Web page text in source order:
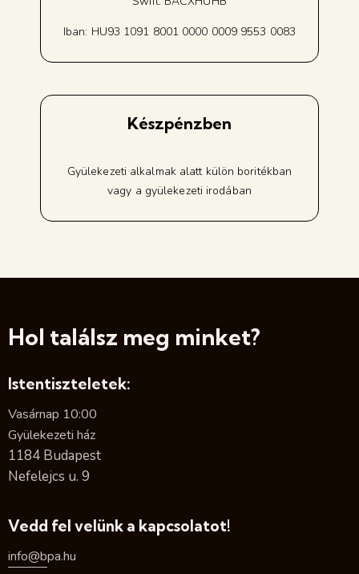
Iban: HU93 1091 8001 0000 0009 9553 0083
Készpénzben
Gyülekezeti alkalmak alatt külön boritékban
vagy a gyülekezeti irodában
Hol találsz meg minket?
Istentiszteletek:
Vasárnap 10:00
Gyülekezeti ház
1184 Budapest
Nefelejcs u. 9
Vedd fel velünk a kapcsolatot!
info@bpa.hu